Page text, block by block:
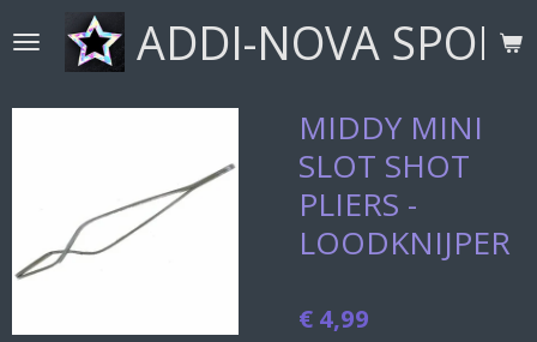
direct
de
ADDI-NOVA
MIDDY MINI
SLOT SHOT
PLIERS -
LOODKNIJPER
€ 4,99